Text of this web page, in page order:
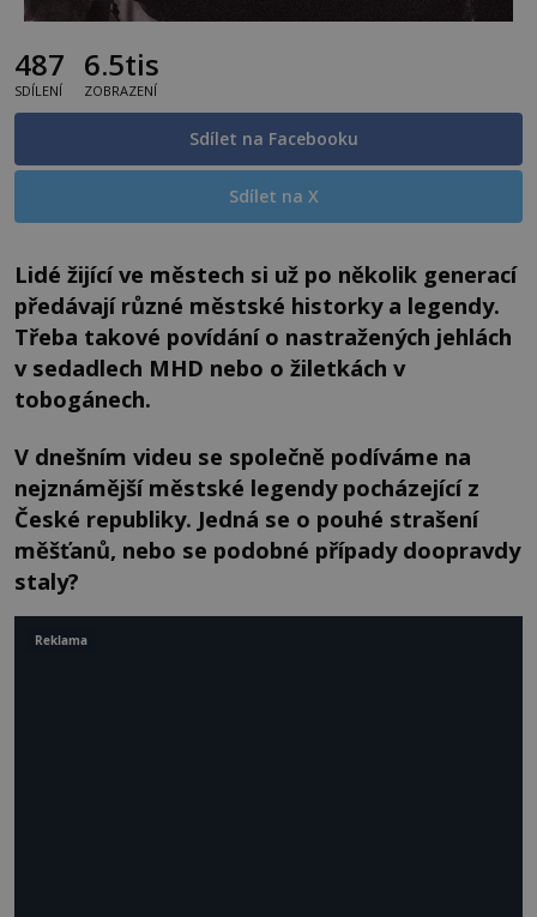
487
SDÍLENÍ
6.5tis
ZOBRAZENÍ
Sdílet na Facebooku
Sdílet na X
Lidé žijící ve městech si už po několik generací
předávají různé městské historky a legendy.
Třeba takové povídání o nastražených jehlách
v sedadlech MHD nebo o žiletkách v
tobogánech.
V dnešním videu se společně podíváme na
nejznámější městské legendy pocházející z
České republiky. Jedná se o pouhé strašení
měšťanů, nebo se podobné případy doopravdy
staly?
Reklama